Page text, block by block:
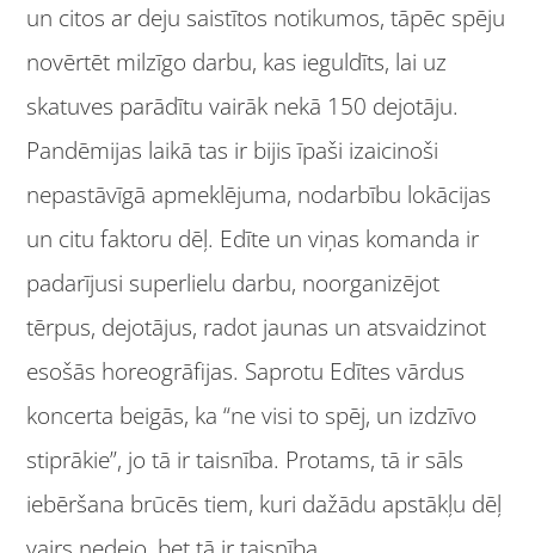
un citos ar deju saistītos notikumos, tāpēc spēju
novērtēt milzīgo darbu, kas ieguldīts, lai uz
skatuves parādītu vairāk nekā 150 dejotāju.
Pandēmijas laikā tas ir bijis īpaši izaicinoši
nepastāvīgā apmeklējuma, nodarbību lokācijas
un citu faktoru dēļ. Edīte un viņas komanda ir
padarījusi superlielu darbu, noorganizējot
tērpus, dejotājus, radot jaunas un atsvaidzinot
esošās horeogrāfijas. Saprotu Edītes vārdus
koncerta beigās, ka “ne visi to spēj, un izdzīvo
stiprākie”, jo tā ir taisnība. Protams, tā ir sāls
iebēršana brūcēs tiem, kuri dažādu apstākļu dēļ